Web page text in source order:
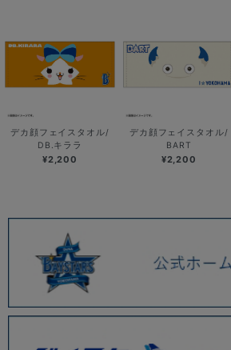
デカ顔フェイスタオル/
DB.キララ
¥2,200
デカ顔フェイスタオル/
BART
¥2,200